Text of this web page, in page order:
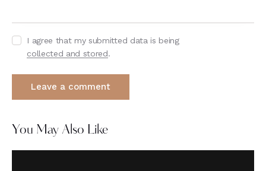
I agree that my submitted data is being
collected and stored.
You May Also Like